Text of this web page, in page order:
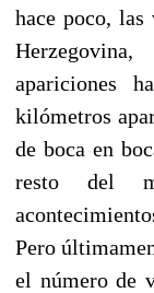
hace poco,
apariciones
kilómetros
de boca en
resto del
Pero
el número de